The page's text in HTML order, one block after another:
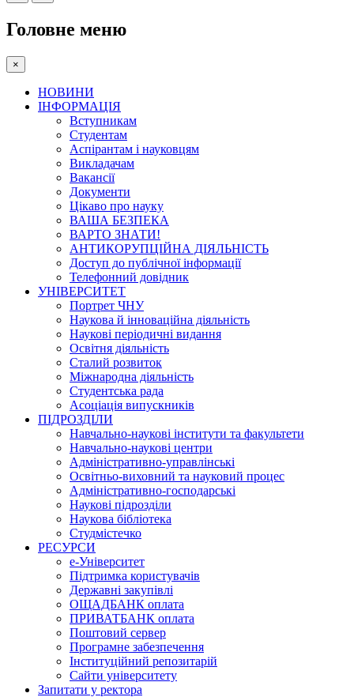
Головне меню
×
НОВИНИ
ІНФОРМАЦІЯ
Вступникам
Студентам
Аспірантам і науковцям
Викладачам
Вакансії
Документи
Цікаво про науку
ВАША БЕЗПЕКА
ВАРТО ЗНАТИ!
АНТИКОРУПЦІЙНА ДІЯЛЬНІСТЬ
Доступ до публічної інформації
Телефонний довідник
УНІВЕРСИТЕТ
Портрет ЧНУ
Наукова й інноваційна діяльність
Наукові періодичні видання
Освітня діяльність
Сталий розвиток
Міжнародна діяльність
Студентська рада
Асоціація випускників
ПІДРОЗДІЛИ
Навчально-наукові інститути та факультети
Навчально-наукові центри
Адміністративно-управлінські
Освітньо-виховний та науковий процес
Адміністративно-господарські
Наукові підрозділи
Наукова бібліотека
Студмістечко
РЕСУРСИ
е-Університет
Підтримка користувачів
Державні закупівлі
ОЩАДБАНК оплата
ПРИВАТБАНК оплата
Поштовий сервер
Програмне забезпечення
Інституційний репозитарій
Сайти університету
Запитати у ректора